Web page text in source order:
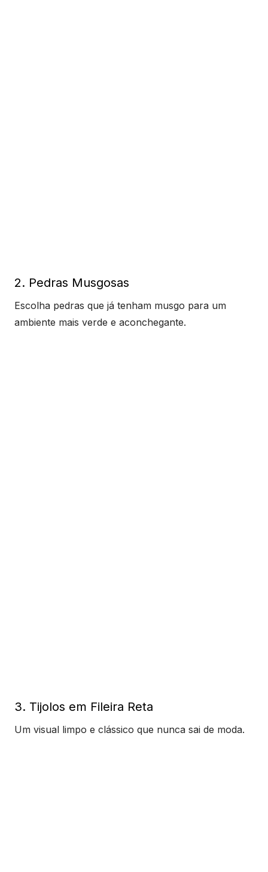
2. Pedras Musgosas
Escolha pedras que já tenham musgo para um
ambiente mais verde e aconchegante.
3. Tijolos em Fileira Reta
Um visual limpo e clássico que nunca sai de moda.